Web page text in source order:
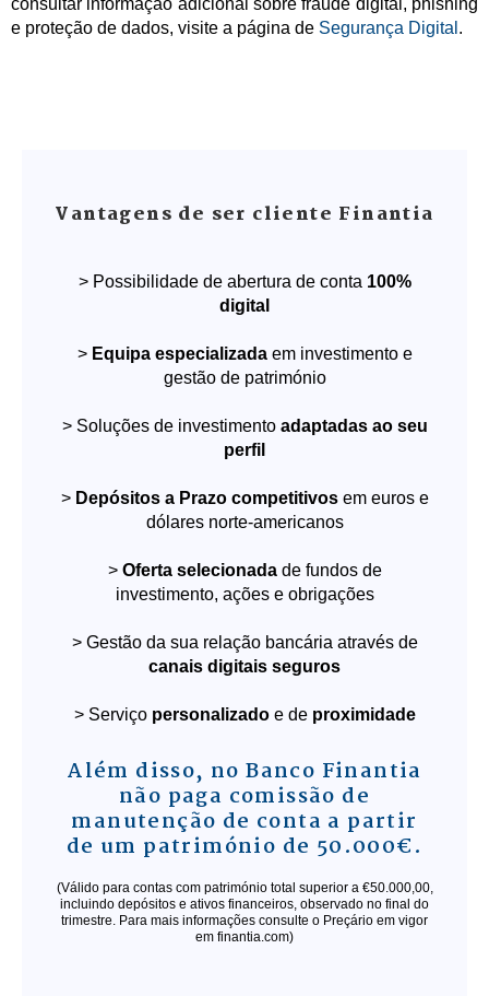
consultar informação adicional sobre fraude digital, phishing
e proteção de dados, visite a página de Segurança Digital .
Vantagens de ser cliente Finantia
> Possibilidade de abertura de conta 100%
digital
> Equipa especializadaem investimento e
gestão de património
> Soluções de investimento adaptadas ao seu
perfil
> Depósitos a Prazo competitivosem euros e
dólares norte-americanos
> Oferta selecionadade fundos de
investimento, ações e obrigações
> Gestão da sua relação bancária através de
canais digitais seguros
> Serviço personalizadoe de proximidade
Além disso, no Banco Finantia
não paga comissão de
manutenção de conta a partir
de um património de 50.000€.
(Válido para contas com património total superior a €50.000,00,
incluindo depósitos e ativos financeiros, observado no final do
trimestre. Para mais informações consulte o Preçário em vigor
em finantia.com)